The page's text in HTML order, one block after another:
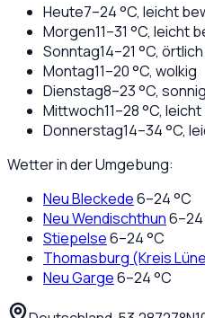
Heute7–24°C, leicht
Morgen11–31 °C, leicht
Sonntag14–21 °C,
Montag11–20°C, wolkig
Dienstag8–23°C, sonnig
Mittwoch11–28°C,
Donnerstag14–34°C,
Wetter in der Umgebung:
Neu Bleckede6–24°C
Neu Wendischthun6–24
Stiepelse6–24°C
Thomasburg (Kreis
Neu Garge6–24°C